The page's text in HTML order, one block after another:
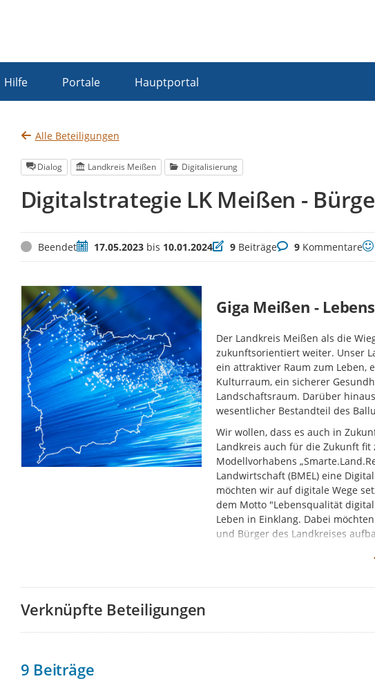
Hilfe Portale Hauptportal
Alle Beteiligungen
Dialog Landkreis Meißen Digitalisierung
Digitalstrategie LK Meißen -
StatusBeendetZeitraum
17.05.2023bis 10.01.2024Beiträge
9BeiträgeKommentare
9Kommentare
Giga Meißen -
Der Landkreis Meißen als die
zukunftsorientiert weiter. Unser
ein attraktiver Raum zum Leben,
Kulturraum, ein sicherer
Landschaftsraum. Darüber
wesentlicher Bestandteil des
Wir wollen, dass es auch in
Landkreis auch für die Zukunft
Modellvorhabens
Landwirtschaft (BMEL) eine
möchten wir auf digitale Wege
dem Motto "Lebensqualität
Leben in Einklang. Dabei
und Bürger des Landkreises
Machen Sie mit und bringen Sie
im Dialog ein.
Verknüpfte Beteiligungen
9 Beiträge